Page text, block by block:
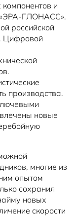
и
«ЭРА-ГЛОНАСС».
российской
Цифровой
производства.
новые
многие из
опытом
сохранил
новых
скорости